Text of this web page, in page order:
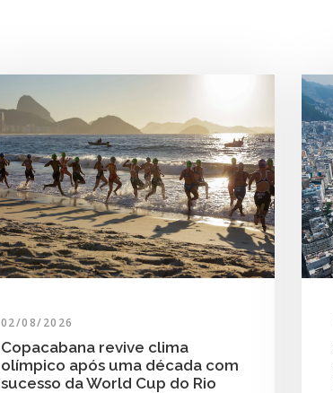
02/08/2026
Copacabana revive clima
olímpico após uma década com
sucesso da World Cup do Rio